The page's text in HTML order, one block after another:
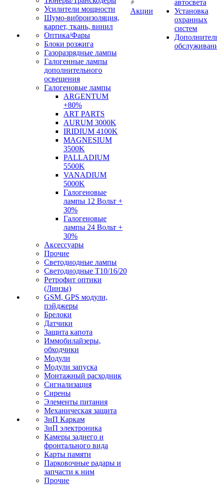
Усилители мощности
Шумо-виброизоляция,
карпет, ткань, винил
Оптика/Фары
Блоки розжига
Газоразрядные лампы
Галогенные лампы
дополнительного
освещения
Галогеновые лампы
ARGENTUM
+80%
ART PARTS
AURUM 3000K
IRIDIUM 4100K
MAGNESIUM
3500K
PALLADIUM
5500K
VANADIUM
5000K
Галогеновые
лампы 12 Вольт +
30%
Галогеновые
лампы 24 Вольт +
30%
Аксессуары
Прочие
Светодиодные лампы
Светодиодные Т10/16/20
Ретрофит оптики
(Линзы)
GSM, GPS модули,
пэйджеры
Брелоки
Датчики
Защита капота
Иммобилайзеры,
обходчики
Модули
Модули запуска
Монтажный расходник
Сигнализация
Сирены
Элементы питания
Механическая защита
ЗиП Каркам
ЗиП электроника
Камеры заднего и
фронтального вида
Карты памяти
Парковочные радары и
запчасти к ним
Прочие
Акции
автосвета
Установка
охранных
систем